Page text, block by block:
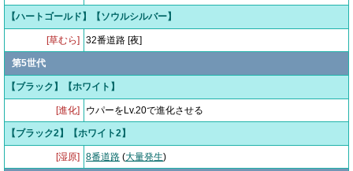
【ハートゴールド】【ソウルシルバー】
[草むら] 32番道路 [夜]
第5世代
【ブラック】【ホワイト】
[進化] ウパーをLv.20で進化させる
【ブラック2】【ホワイト2】
[湿原] 8番道路 (大量発生)